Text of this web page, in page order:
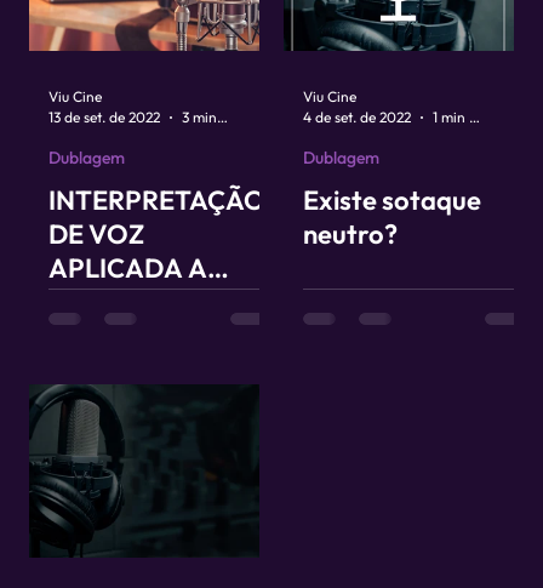
INTERPRETAÇÃO
DE VOZ
APLICADA A
Dublagem
Viu Cine
13 de set. de 2022
3 min de leitura
Existe sotaque
neutro?
Dublagem
Viu Cine
4 de set. de 2022
1 min de leitura